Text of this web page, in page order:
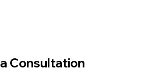
Consultation